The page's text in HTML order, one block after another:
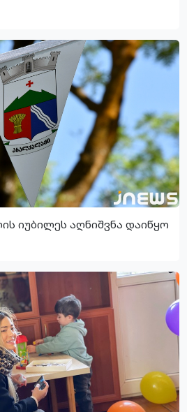
იუბილეს აღნიშვნა დაიწყო